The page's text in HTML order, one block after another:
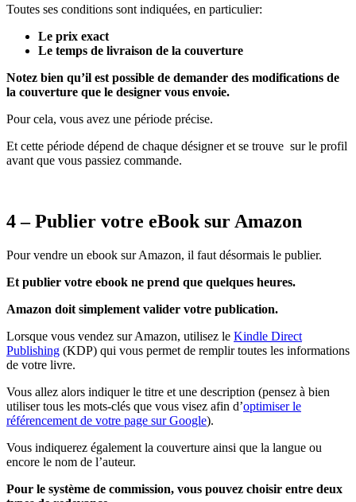
Toutes ses conditions sont indiquées, en particulier:
Le prix exact
Le temps de livraison de la couverture
Notez bien qu’il est possible de demander des modifications de
la couverture que le designer vous envoie.
Pour cela, vous avez une période précise.
Et cette période dépend de chaque désigner et se trouve sur le profil
avant que vous passiez commande.
4 – Publier votre eBook sur Amazon
Pour vendre un ebook sur Amazon, il faut désormais le publier.
Et publier votre ebook ne prend que quelques heures.
Amazon doit simplement valider votre publication.
Lorsque vous vendez sur Amazon, utilisez le Kindle Direct
Publishing (KDP) qui vous permet de remplir toutes les informations
de votre livre.
Vous allez alors indiquer le titre et une description (pensez à bien
utiliser tous les mots-clés que vous visez afin d’optimiser le
référencement de votre page sur Google).
Vous indiquerez également la couverture ainsi que la langue ou
encore le nom de l’auteur.
Pour le système de commission, vous pouvez choisir entre deux